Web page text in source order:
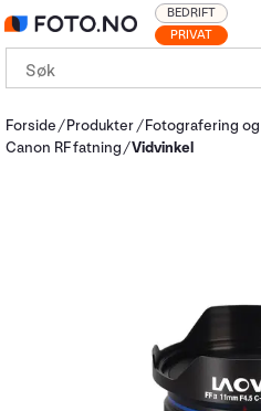
PRIVAT
BEDRIFT
Forside Produkter Fotografering
Canon RF fatning
Vidvinkel